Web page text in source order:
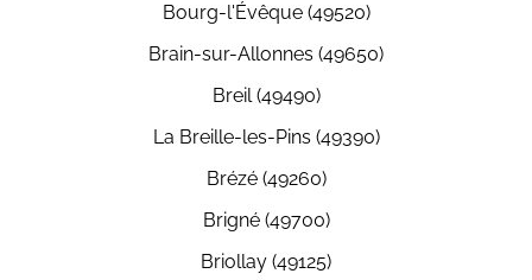
Bourg-l'Évêque (49520)
Brain-sur-Allonnes (49650)
Breil (49490)
La Breille-les-Pins (49390)
Brézé (49260)
Brigné (49700)
Briollay (49125)